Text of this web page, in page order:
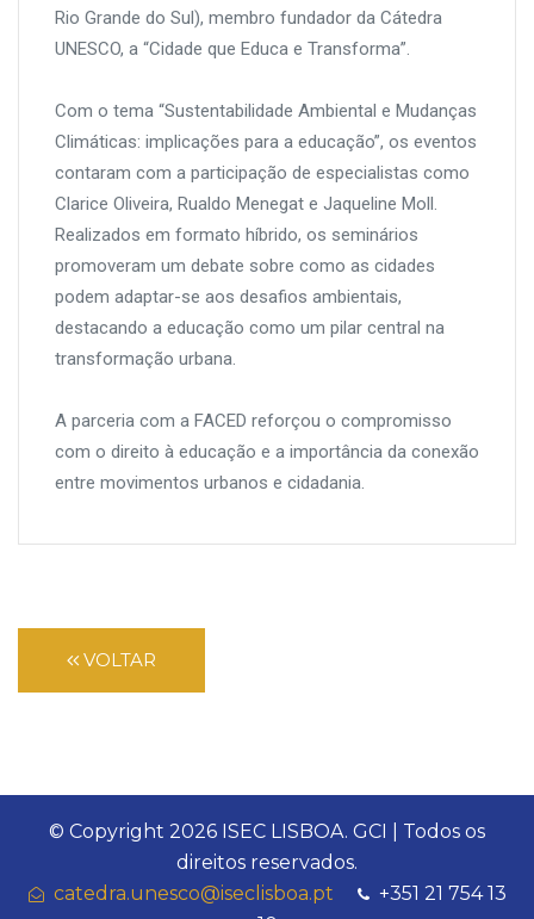
Rio Grande do Sul), membro fundador da Cátedra
UNESCO, a “Cidade que Educa e Transforma”.
Com o tema “Sustentabilidade Ambiental e Mudanças
Climáticas: implicações para a educação”, os eventos
contaram com a participação de especialistas como
Clarice Oliveira, Rualdo Menegat e Jaqueline Moll.
Realizados em formato híbrido, os seminários
promoveram um debate sobre como as cidades
podem adaptar-se aos desafios ambientais,
destacando a educação como um pilar central na
transformação urbana.
A parceria com a FACED reforçou o compromisso
com o direito à educação e a importância da conexão
entre movimentos urbanos e cidadania.
VOLTAR
© Copyright 2026 ISEC LISBOA. GCI | Todos os
direitos reservados.
catedra.unesco@iseclisboa.pt
+351 21 754 13